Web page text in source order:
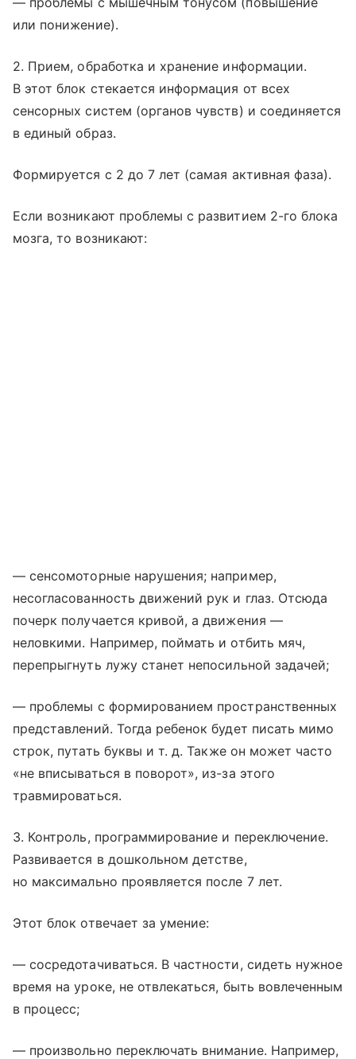
или понижение).
2. Прием, обработка и хранение информации.
В этот блок стекается информация от всех
сенсорных систем (органов чувств) и соединяется
в единый образ.
Формируется с 2 до 7 лет (самая активная фаза).
Если возникают проблемы с развитием 2-го блока
мозга, то возникают:
— сенсомоторные нарушения; например,
несогласованность движений рук и глаз. Отсюда
почерк получается кривой, а движения —
неловкими. Например, поймать и отбить мяч,
перепрыгнуть лужу станет непосильной задачей;
— проблемы с формированием пространственных
представлений. Тогда ребенок будет писать мимо
строк, путать буквы и т. д. Также он может часто
«не вписываться в поворот», из-за этого
травмироваться.
3. Контроль, программирование и переключение.
Развивается в дошкольном детстве,
но максимально проявляется после 7 лет.
Этот блок отвечает за умение:
— сосредотачиваться. В частности, сидеть нужное
время на уроке, не отвлекаться, быть вовлеченным
в процесс;
— произвольно переключать внимание. Например,